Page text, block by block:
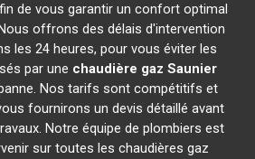
de vous garantir un confort optimal
offrons des délais d'intervention
les 24 heures, pour vous éviter les
par une chaudière gaz Saunier
Nos tarifs sont compétitifs et
fournirons un devis détaillé avant
Notre équipe de plombiers est
sur toutes les chaudières gaz